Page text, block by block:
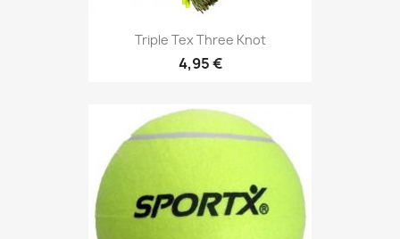
Triple Tex Three Knot
4,95 €